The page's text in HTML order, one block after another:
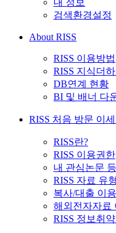
내 정보
검색환경설정
About RISS
RISS 이용방법
RISS 지식더하
DB연계 현황
BI 및 배너 다
RISS 처음 방문 이
RISS란?
RISS 이용권한
내 관심논문
RISS 자료 유
복사/대출 이
해외전자자료
RISS 정보취